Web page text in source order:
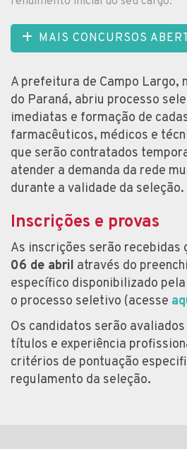
MAIS CONCURSOS
A prefeitura de Campo Largo,
do Paraná, abriu processo
imediatas e formação de
farmacêuticos, médicos e
que serão contratados
atender a demanda da rede
durante a validade da seleção.
Inscrições e provas
As inscrições serão
06 de abril através do
específico disponibilizado
o processo seletivo (acesse
Os candidatos serão
títulos e experiência
critérios de pontuação
regulamento da seleção.